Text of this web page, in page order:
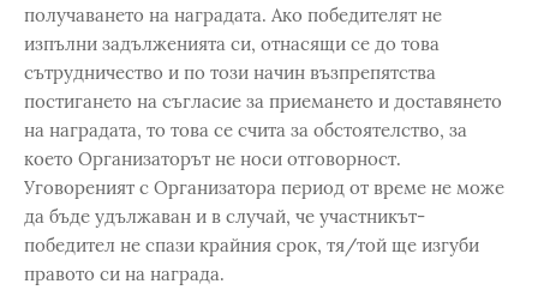
получаването на наградата. Ако победителят не
изпълни задълженията си, отнасящи се до това
сътрудничество и по този начин възпрепятства
постигането на съгласие за приемането и доставянето
на наградата, то това се счита за обстоятелство, за
което Организаторът не носи отговорност.
Уговореният с Организатора период от време не може
да бъде удължаван и в случай, че участникът-
победител не спази крайния срок, тя/той ще изгуби
правото си на награда.